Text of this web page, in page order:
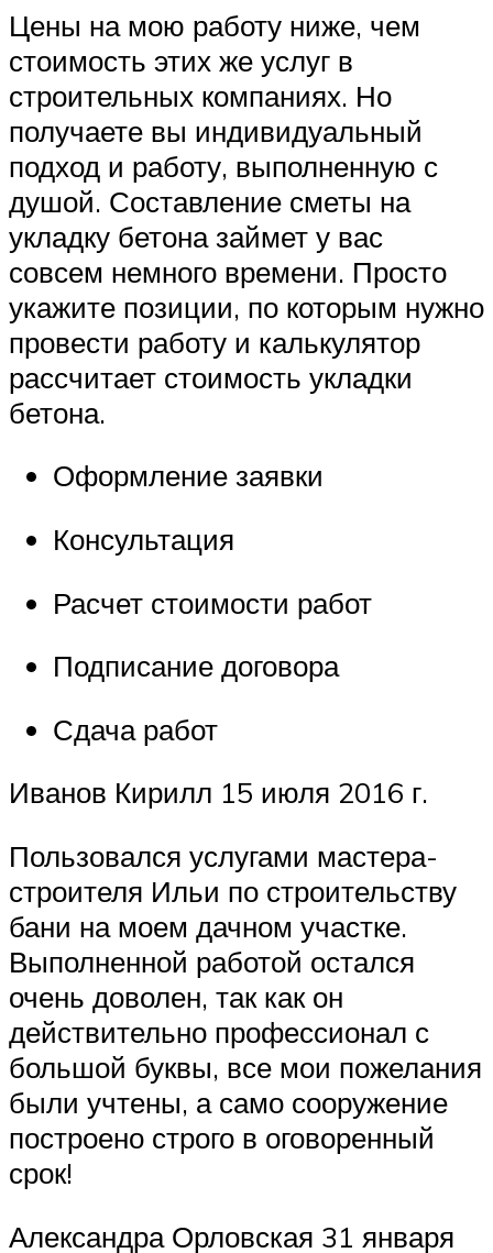
Цены на мою работу ниже, чем
стоимость этих же услуг в
строительных компаниях. Но
получаете вы индивидуальный
подход и работу, выполненную с
душой. Составление сметы на
укладку бетона займет у вас
совсем немного времени. Просто
укажите позиции, по которым нужно
провести работу и калькулятор
рассчитает стоимость укладки
бетона.
Оформление заявки
Консультация
Расчет стоимости работ
Подписание договора
Сдача работ
Иванов Кирилл 15 июля 2016 г.
Пользовался услугами мастера-
строителя Ильи по строительству
бани на моем дачном участке.
Выполненной работой остался
очень доволен, так как он
действительно профессионал с
большой буквы, все мои пожелания
были учтены, а само сооружение
построено строго в оговоренный
срок!
Александра Орловская 31 января